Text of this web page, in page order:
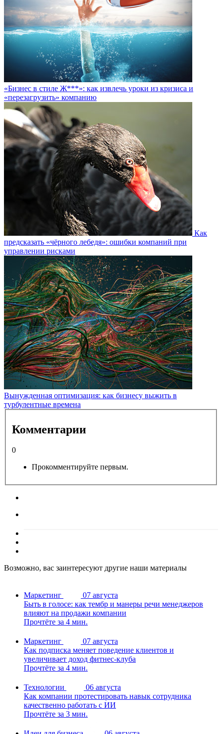
«Бизнес в стиле Ж***»: как извлечь уроки из кризиса и
«перезагрузить» компанию
Как
предсказать «чёрного лебедя»: ошибки компаний при
управлении рисками
Вынужденная оптимизация: как бизнесу выжить в
турбулентные времена
Комментарии
0
Прокомментируйте первым.
Возможно, вас заинтересуют другие наши материалы
Маркетинг
07 августа
Быть в голосе: как тембр и манеры речи менеджеров
влияют на продажи компании
Прочтёте за 4 мин.
Маркетинг
07 августа
Как подписка меняет поведение клиентов и
увеличивает доход фитнес-клуба
Прочтёте за 4 мин.
Технологии
06 августа
Как компании протестировать навык сотрудника
качественно работать с ИИ
Прочтёте за 3 мин.